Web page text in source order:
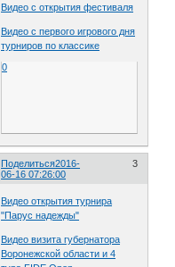
Видео с открытия фестиваля
Видео с первого игрового дня
турниров по классике
0
Поделиться 3
2016-
06-16 07:26:00
Видео открытия турнира
"Парус надежды"
Видео визита губернатора
Воронежской области и 4